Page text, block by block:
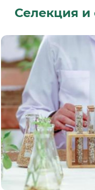
Селекция и